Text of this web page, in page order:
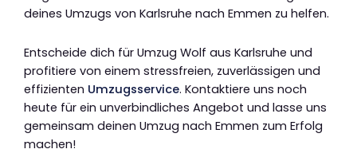
deines Umzugs von Karlsruhe nach Emmen zu helfen.
Entscheide dich für Umzug Wolf aus Karlsruhe und
profitiere von einem stressfreien, zuverlässigen und
effizienten Umzugsservice. Kontaktiere uns noch
heute für ein unverbindliches Angebot und lasse uns
gemeinsam deinen Umzug nach Emmen zum Erfolg
machen!